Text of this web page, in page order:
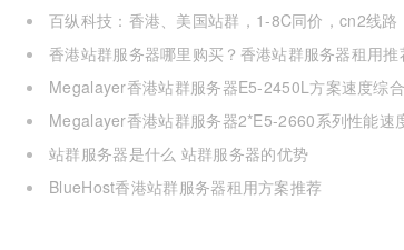
百纵科技：香港、美国站群，1-8C同价，cn2线路
量，季付送带宽！！！！
香港站群服务器哪里购买？香港站群服务器租用推
Megalayer香港站群服务器E5-2450L方案速度综
Megalayer香港站群服务器2*E5-2660系列性能速
站群服务器是什么 站群服务器的优势
BlueHost香港站群服务器租用方案推荐